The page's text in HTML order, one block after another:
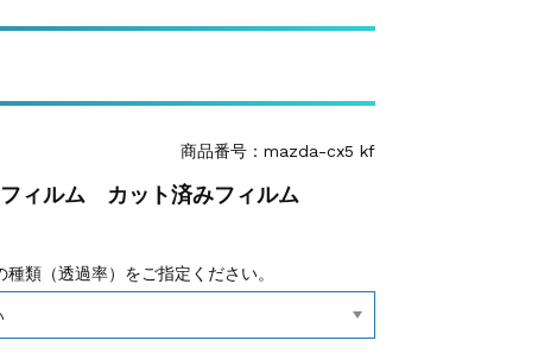
商品番号：mazda-cx5 kf
ィルム カット済みフィルム
種類（透過率）をご指定ください。